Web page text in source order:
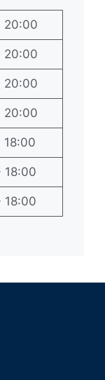
20:00
20:00
20:00
20:00
18:00
18:00